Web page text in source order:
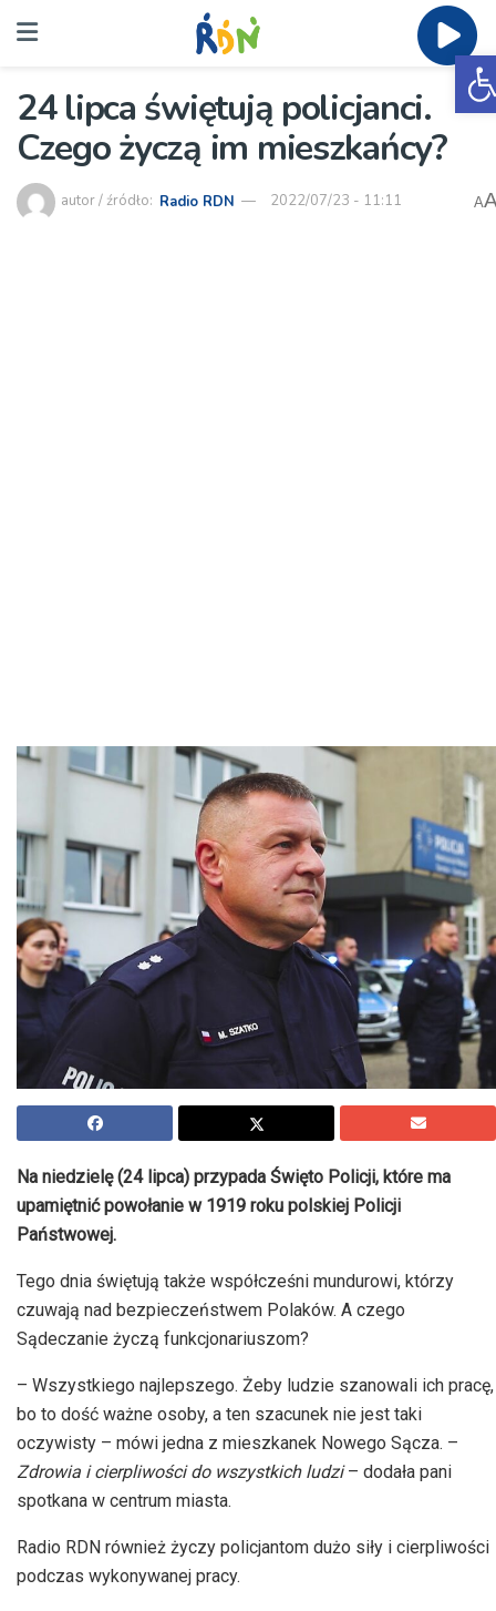
24 lipca świętują policjanci.
Czego życzą im mieszkańcy?
autor / źródło: Radio RDN 2022/07/23 - 11:11 A
Na niedzielę (24 lipca) przypada Święto Policji, które ma
upamiętnić powołanie w 1919 roku polskiej Policji
Państwowej.
Tego dnia świętują także współcześni mundurowi, którzy
czuwają nad bezpieczeństwem Polaków. A czego
Sądeczanie życzą funkcjonariuszom?
– Wszystkiego najlepszego. Żeby ludzie szanowali ich pracę,
bo to dość ważne osoby, a ten szacunek nie jest taki
oczywisty – mówi jedna z mieszkanek Nowego Sącza. –
Zdrowia i cierpliwości do wszystkich ludzi– dodała pani
spotkana w centrum miasta.
Radio RDN również życzy policjantom dużo siły i cierpliwości
podczas wykonywanej pracy.